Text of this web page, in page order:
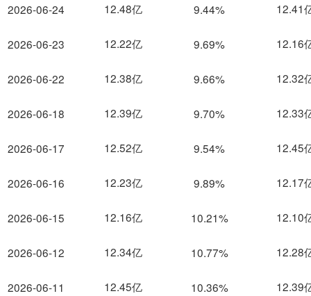
2026-06-24
2026-06-23
2026-06-22
2026-06-18
2026-06-17
2026-06-16
2026-06-15
2026-06-12
2026-06-11
12.48亿 9.44% 12.41
12.22亿 9.69% 12.16
12.38亿 9.66% 12.32
12.39亿 9.70% 12.33
12.52亿 9.54% 12.45
12.23亿 9.89% 12.17
12.16亿 10.21% 12.10
12.34亿 10.77% 12.28
12.45亿 10.36% 12.39